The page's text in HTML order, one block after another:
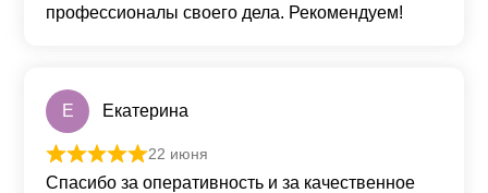
профессионалы своего дела. Рекомендуем!
Е Екатерина
Оценка
22 июня
Спасибо за оперативность и за качественное